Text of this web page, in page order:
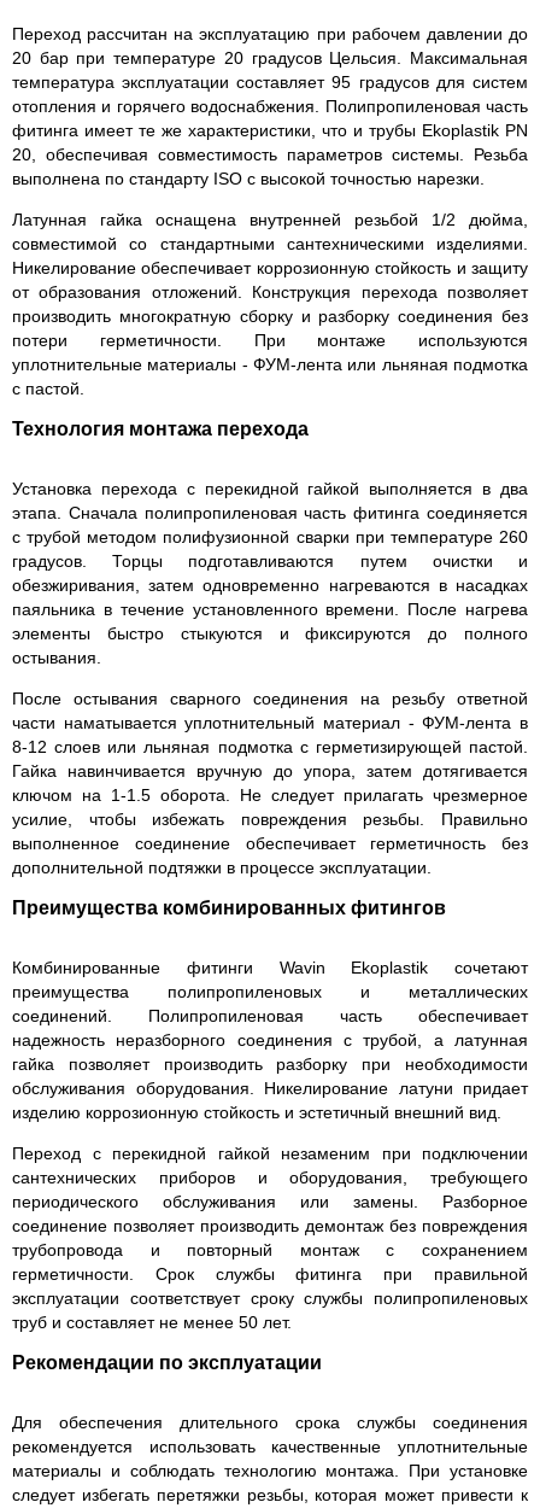
Переход рассчитан на эксплуатацию при рабочем давлении до
20 бар при температуре 20 градусов Цельсия. Максимальная
температура эксплуатации составляет 95 градусов для систем
отопления и горячего водоснабжения. Полипропиленовая часть
фитинга имеет те же характеристики, что и трубы Ekoplastik PN
20, обеспечивая совместимость параметров системы. Резьба
выполнена по стандарту ISO с высокой точностью нарезки.
Латунная гайка оснащена внутренней резьбой 1/2 дюйма,
совместимой со стандартными сантехническими изделиями.
Никелирование обеспечивает коррозионную стойкость и защиту
от образования отложений. Конструкция перехода позволяет
производить многократную сборку и разборку соединения без
потери герметичности. При монтаже используются
уплотнительные материалы - ФУМ-лента или льняная подмотка
с пастой.
Технология монтажа перехода
Установка перехода с перекидной гайкой выполняется в два
этапа. Сначала полипропиленовая часть фитинга соединяется
с трубой методом полифузионной сварки при температуре 260
градусов. Торцы подготавливаются путем очистки и
обезжиривания, затем одновременно нагреваются в насадках
паяльника в течение установленного времени. После нагрева
элементы быстро стыкуются и фиксируются до полного
остывания.
После остывания сварного соединения на резьбу ответной
части наматывается уплотнительный материал - ФУМ-лента в
8-12 слоев или льняная подмотка с герметизирующей пастой.
Гайка навинчивается вручную до упора, затем дотягивается
ключом на 1-1.5 оборота. Не следует прилагать чрезмерное
усилие, чтобы избежать повреждения резьбы. Правильно
выполненное соединение обеспечивает герметичность без
дополнительной подтяжки в процессе эксплуатации.
Преимущества комбинированных фитингов
Комбинированные фитинги Wavin Ekoplastik сочетают
преимущества полипропиленовых и металлических
соединений. Полипропиленовая часть обеспечивает
надежность неразборного соединения с трубой, а латунная
гайка позволяет производить разборку при необходимости
обслуживания оборудования. Никелирование латуни придает
изделию коррозионную стойкость и эстетичный внешний вид.
Переход с перекидной гайкой незаменим при подключении
сантехнических приборов и оборудования, требующего
периодического обслуживания или замены. Разборное
соединение позволяет производить демонтаж без повреждения
трубопровода и повторный монтаж с сохранением
герметичности. Срок службы фитинга при правильной
эксплуатации соответствует сроку службы полипропиленовых
труб и составляет не менее 50 лет.
Рекомендации по эксплуатации
Для обеспечения длительного срока службы соединения
рекомендуется использовать качественные уплотнительные
материалы и соблюдать технологию монтажа. При установке
следует избегать перетяжки резьбы, которая может привести к